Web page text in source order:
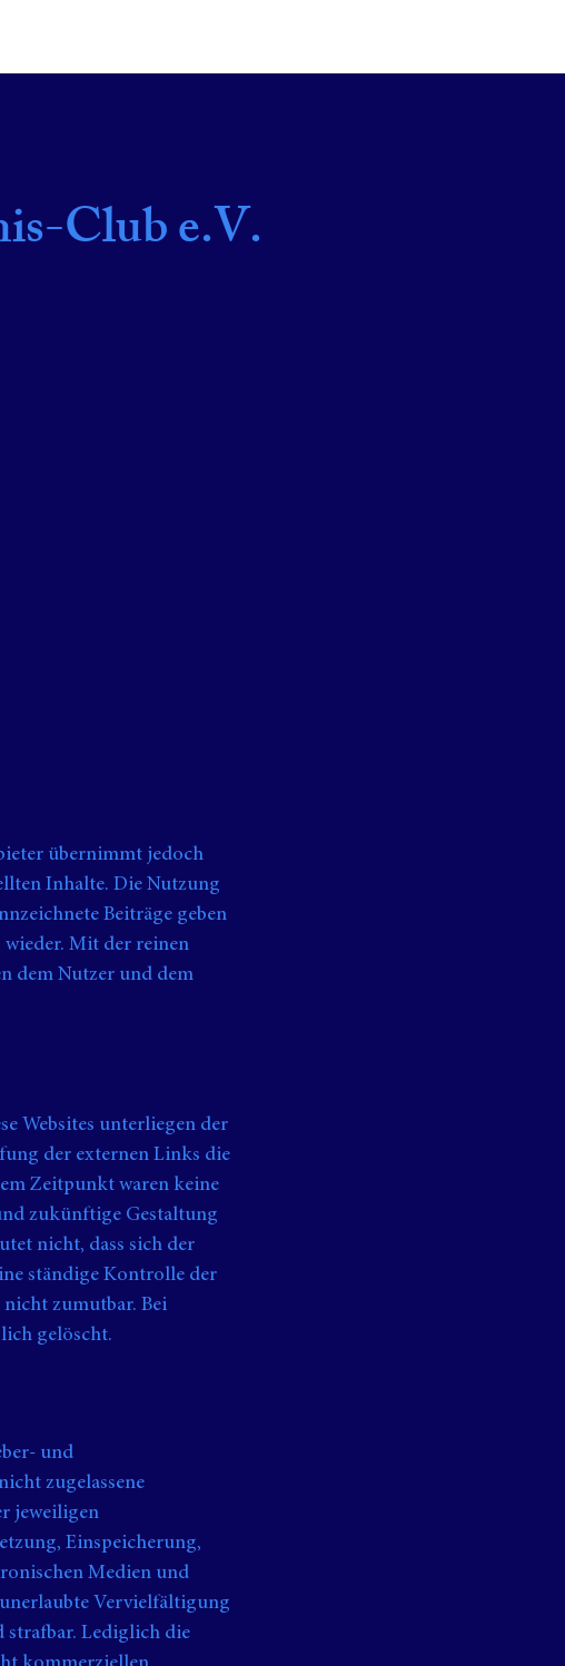
Club e.V.
übernimmt jedoch
Inhalte. Die Nutzung
Beiträge geben
Mit der reinen
dem Nutzer und dem
Websites unterliegen der
der externen Links die
Zeitpunkt waren keine
zukünftige Gestaltung
nicht, dass sich der
ständige Kontrolle der
zumutbar. Bei
gelöscht.
und
zugelassene
jeweiligen
Einspeicherung,
Medien und
Vervielfältigung
strafbar. Lediglich die